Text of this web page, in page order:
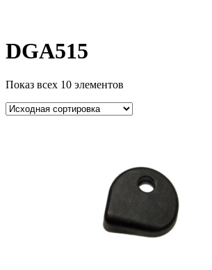
DGA515
Показ всех 10 элементов